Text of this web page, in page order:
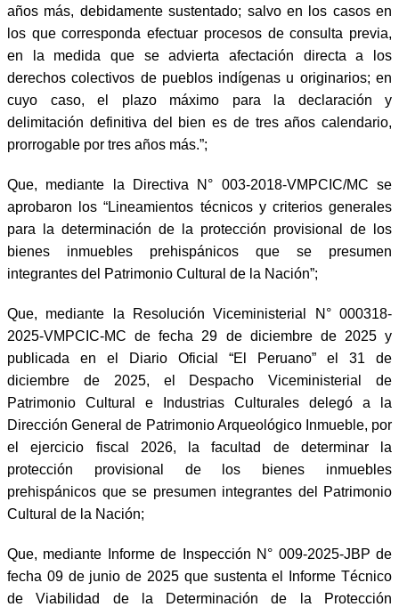
años más, debidamente sustentado; salvo en los casos en
los que corresponda efectuar procesos de consulta previa,
en la medida que se advierta afectación directa a los
derechos colectivos de pueblos indígenas u originarios; en
cuyo caso, el plazo máximo para la declaración y
delimitación definitiva del bien es de tres años calendario,
prorrogable por tres años más.”;
Que, mediante la Directiva N° 003-2018-VMPCIC/MC se
aprobaron los “Lineamientos técnicos y criterios generales
para la determinación de la protección provisional de los
bienes inmuebles prehispánicos que se presumen
integrantes del Patrimonio Cultural de la Nación”;
Que, mediante la Resolución Viceministerial N° 000318-
2025-VMPCIC-MC de fecha 29 de diciembre de 2025 y
publicada en el Diario Oficial “El Peruano” el 31 de
diciembre de 2025, el Despacho Viceministerial de
Patrimonio Cultural e Industrias Culturales delegó a la
Dirección General de Patrimonio Arqueológico Inmueble, por
el ejercicio fiscal 2026, la facultad de determinar la
protección provisional de los bienes inmuebles
prehispánicos que se presumen integrantes del Patrimonio
Cultural de la Nación;
Que, mediante Informe de Inspección N° 009-2025-JBP de
fecha 09 de junio de 2025 que sustenta el Informe Técnico
de Viabilidad de la Determinación de la Protección